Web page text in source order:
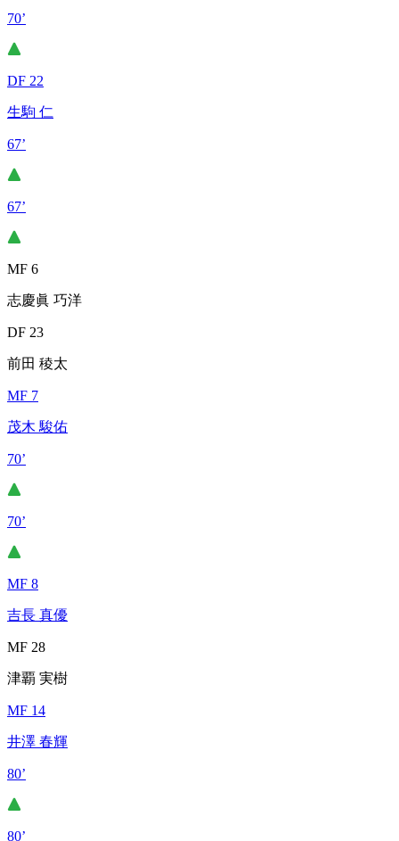
70’
DF 22
生駒 仁
67’
67’
MF 6
志慶眞 巧洋
DF 23
前田 稜太
MF 7
茂木 駿佑
70’
70’
MF 8
吉長 真優
MF 28
津覇 実樹
MF 14
井澤 春輝
80’
80’